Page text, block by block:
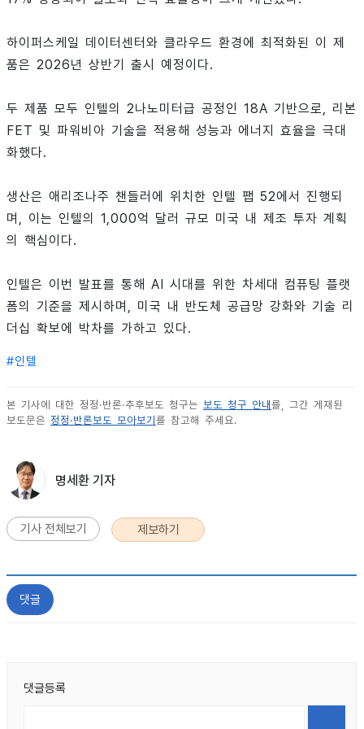
하이퍼스케일 데이터센터와 클라우드 환경에 최적화된 이 제
품은 2026년 상반기 출시 예정이다.
두 제품 모두 인텔의 2나노미터급 공정인 18A 기반으로, 리본
FET 및 파워비아 기술을 적용해 성능과 에너지 효율을 극대
화했다.
생산은 애리조나주 챈들러에 위치한 인텔 팹 52에서 진행되
며, 이는 인텔의 1,000억 달러 규모 미국 내 제조 투자 계획
의 핵심이다.
인텔은 이번 발표를 통해 AI 시대를 위한 차세대 컴퓨팅 플랫
폼의 기준을 제시하며, 미국 내 반도체 공급망 강화와 기술 리
더십 확보에 박차를 가하고 있다.
#인텔
본 기사에 대한 정정·반론·추후보도 청구는 보도 청구 안내 를, 그간 게재된
보도문은 정정·반론보도 모아보기 를 참고해 주세요.
명세환 기자
기사 전체보기 제보하기
댓글
댓글등록